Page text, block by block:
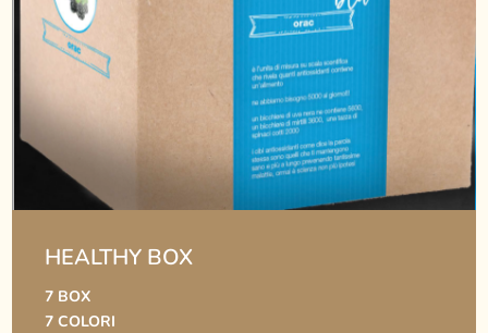
HEALTHY BOX
7 BOX
7 COLORI